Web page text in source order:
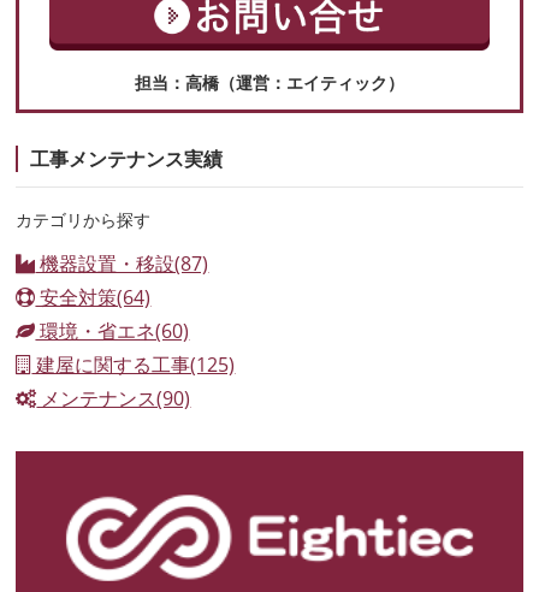
担当：高橋（運営：エイティック）
工事メンテナンス実績
カテゴリから探す
機器設置・移設(87)
安全対策(64)
環境・省エネ(60)
建屋に関する工事(125)
メンテナンス(90)